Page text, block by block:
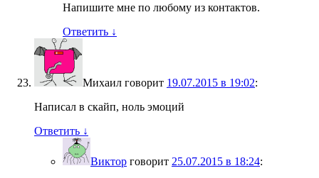
Напишите мне по любому из контактов.
Ответить ↓
Михаил говорит 19.07.2015 в 19:02:
Написал в скайп, ноль эмоций
Ответить ↓
Виктор говорит 25.07.2015 в 18:24: